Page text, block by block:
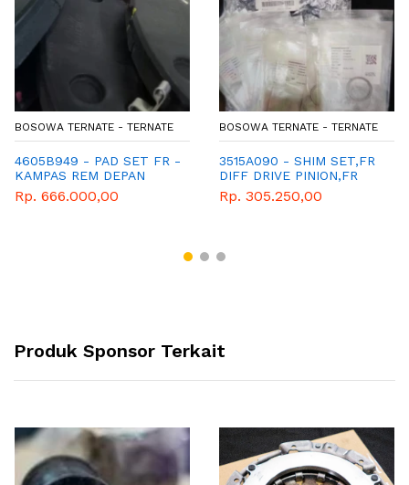
BOSOWA TERNATE - TERNATE
4605B949 - PAD SET FR -
KAMPAS REM DEPAN
XPANDER
Rp. 666.000,00
BOSOWA TERNATE - TERNATE
3515A090 - SHIM SET,FR
DIFF DRIVE PINION,FR
TRITON KL3
Rp. 305.250,00
Produk Sponsor Terkait